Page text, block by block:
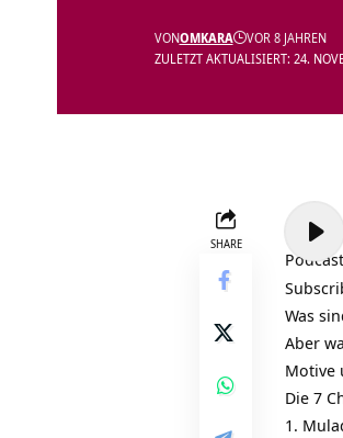
ZULETZT AKTUALISIERT: 24.
VONOMKARA VOR 8 JAHREN
SHARE
Player
Was
Aber
Motive
Die 7